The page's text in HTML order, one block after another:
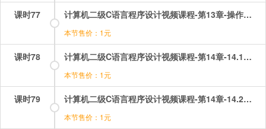
课时77 计算机二级C语言程序设计视频课程-第13章-操作：编译预处理选择题讲解.mp4
本节售价：1元
课时78 计算机二级C语言程序设计视频课程-第14章-14.1用typedef说明一种新的类型名.mp4
本节售价：1元
课时79 计算机二级C语言程序设计视频课程-第14章-14.2结构体类型（1）.mp4
本节售价：1元